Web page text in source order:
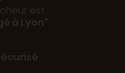
est
à Lyon".